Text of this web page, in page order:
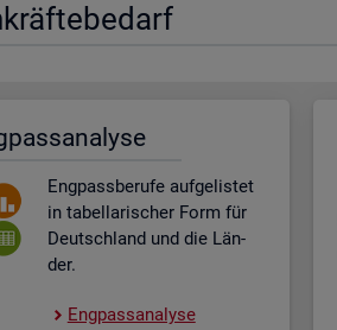
Eng­pass­be­ru­fe auf­ge­lis­tet
in ta­bel­la­ri­scher Form für
Deutsch­land und die Län­
der.
Eng­pass­ana­ly­se